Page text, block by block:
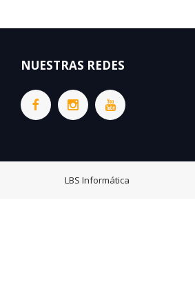
NUESTRAS REDES
LBS Informática